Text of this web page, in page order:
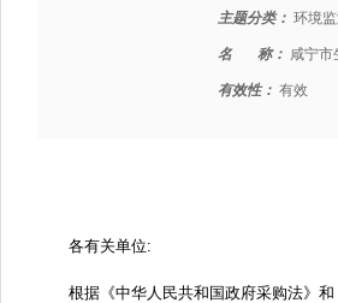
主题分类： 环境
名 称： 咸宁市
有效性： 有效
各有关单位:
根据《中华人民共和国政府采购法》